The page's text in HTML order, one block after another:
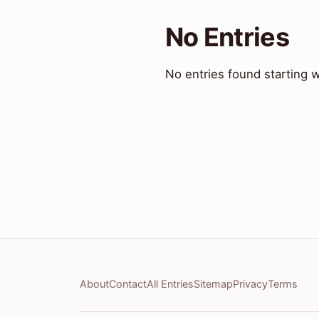
No Entries
No entries found starting
AboutContactAll EntriesSitemapPrivacyTerms